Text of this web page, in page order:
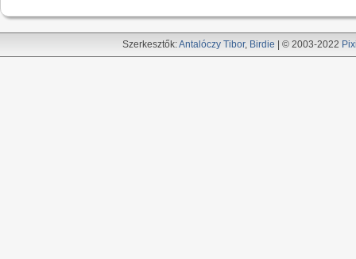
Szerkesztők:Antalóczy Tibor, Birdie | © 2003-2022